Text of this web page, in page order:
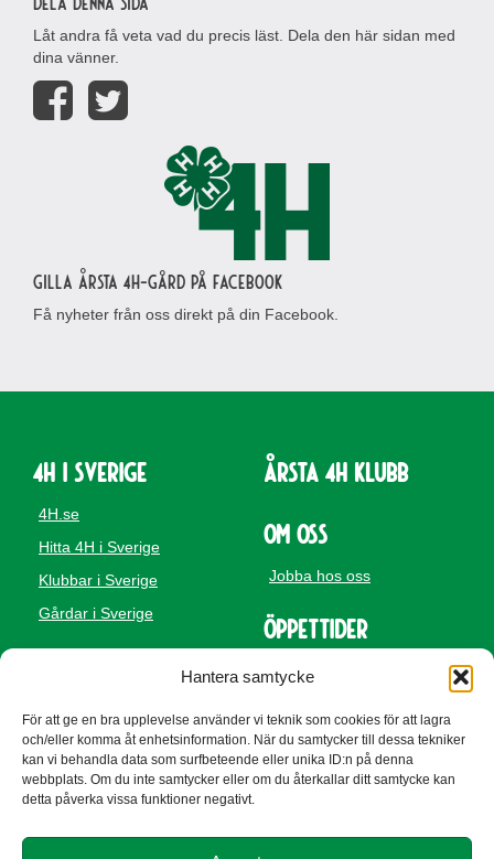
Hantera samtycke
För att ge en bra upplevelse använder vi teknik som cookies för att lagra
och/eller komma åt enhetsinformation. När du samtycker till dessa tekniker
kan vi behandla data som surfbeteende eller unika ID:n på denna
webbplats. Om du inte samtycker eller om du återkallar ditt samtycke kan
detta påverka vissa funktioner negativt.
Låt andra få veta vad du precis läst. Dela den här sidan med
dina vänner.
Gilla Årsta 4H-gård på Facebook
Få nyheter från oss direkt på din Facebook.
4H i Sverige
4H.se
Hitta 4H i Sverige
Klubbar i Sverige
Gårdar i Sverige
Årsta 4H Klubb
Om oss
Jobba hos oss
Öppettider
Besöksadress
Årsta 4H
Vitkålsgatan 78a
754 49 UPPSALA
Adress
Årsta 4H
se besöksadress
E-post